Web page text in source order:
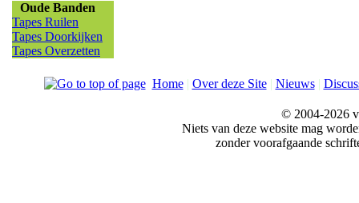
Oude Banden
Tapes Ruilen
Tapes Doorkijken
Tapes Overzetten
Home| Over deze Site| Nieuws|
© 2004-2026
Niets van deze website mag
zonder voorafgaande